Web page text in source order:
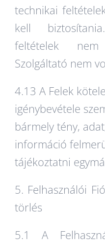
technikai
kell
feltételek
Szolgáltató nem
4.13 A Felek
igénybevétele
bármely tény,
információ
tájékoztatni
5. Felhasználói
törlés
5.1 A